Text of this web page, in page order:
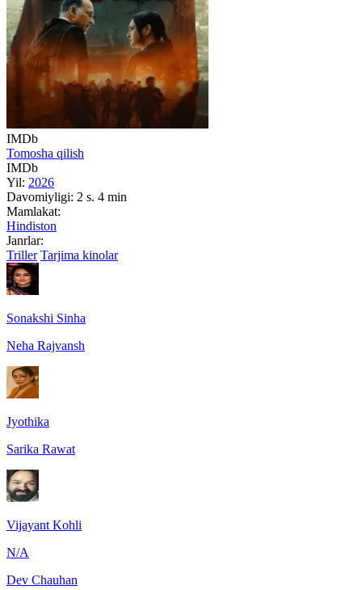
IMDb
Tomosha qilish
IMDb
Yil: 2026
Davomiyligi: 2 s. 4 min
Mamlakat:
Hindiston
Janrlar:
Triller Tarjima kinolar
Sonakshi Sinha
Neha Rajvansh
Jyothika
Sarika Rawat
Vijayant Kohli
N/A
Dev Chauhan